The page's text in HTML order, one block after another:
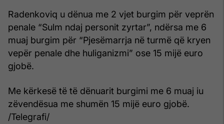
Radenkoviq u dënua me 2 vjet burgim për veprën
penale “Sulm ndaj personit zyrtar”, ndërsa me 6
muaj burgim për “Pjesëmarrja në turmë që kryen
vepër penale dhe huliganizmi” ose 15 mijë euro
gjobë.
Me kërkesë të të dënuarit burgimi me 6 muaj iu
zëvendësua me shumën 15 mijë euro gjobë.
/Telegrafi/